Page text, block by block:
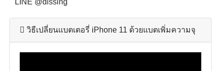
วิธีเปลี่ยนแบตเตอรี่ iPhone 11 ด้วยแบตเพิ่มความจุ